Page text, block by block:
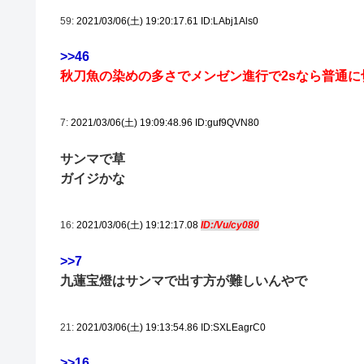
59: 2021/03/06(土) 19:20:17.61 ID:LAbj1Als0
>>46
秋刀魚の染めの多さでメンゼン進行で2sなら普通
7: 2021/03/06(土) 19:09:48.96 ID:guf9QVN80
サンマで草
ガイジかな
16: 2021/03/06(土) 19:12:17.08 ID:/Vu/cy080
>>7
九蓮宝燈はサンマで出す方が難しいんやで
21: 2021/03/06(土) 19:13:54.86 ID:SXLEagrC0